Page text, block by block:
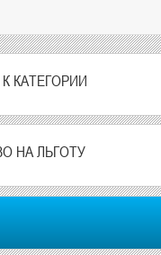
КАТЕГОРИИ
НА ЛЬГОТУ